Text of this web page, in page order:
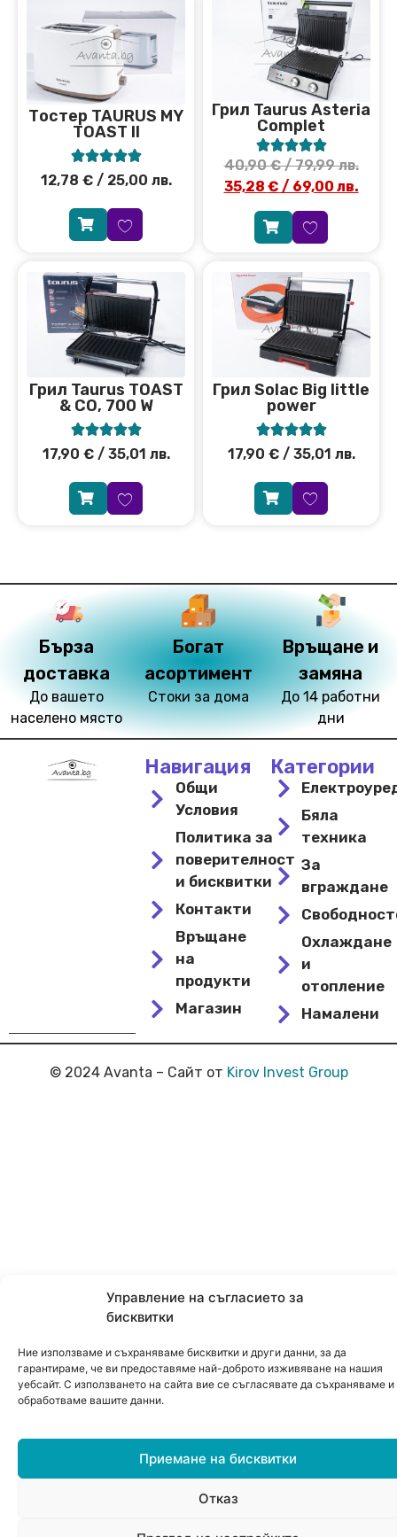
Управление на съгласието за
бисквитки
Ние използваме и съхраняваме бисквитки и други данни, за да
гарантираме, че ви предоставяме най-доброто изживяване на нашия
уебсайт. С използването на сайта вие се съгласявате да съхраняваме и
обработваме вашите данни.
Приемане на бисквитки
Отказ
Тостер TAURUS MY
TOAST II

12,78 €/ 25,00 лв.
Грил Taurus Asteria
Complet

40,90€/ 79,99 лв.
35,28 € / 69,00 лв.
Грил Taurus TOAST
& CO, 700 W

17,90 €/ 35,01 лв.
Грил Solac Big little
power

17,90 €/ 35,01 лв.
Бърза
доставка
До вашето
населено място
Богат
асортимент
Стоки за дома
Връщане и
замяна
До 14 работни
дни
Навигация
Общи
Условия
Политика за
поверителност
и бисквитки
Контакти
Връщане
на
продукти
Магазин
Категории
Бяла
техника
За
вграждане
Охлаждане
и
отопление
Намалени
© 2024 Avanta – Сайт от Kirov Invest Group